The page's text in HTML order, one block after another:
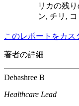
リカの残
ン, チリ,
このレポートをカス
著者の詳細
Debashree B
Healthcare Lead